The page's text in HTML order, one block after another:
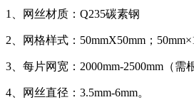
1、网丝材质：Q235碳素钢
2、网格样式：50mmX50mm；
3、每片网宽：2000mm-2500mm（需
4、网丝直径：3.5mm-6mm。